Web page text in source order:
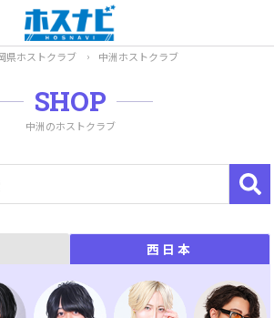
県ホストクラブ 中洲ホストクラブ
SHOP
中洲のホストクラブ
西日本